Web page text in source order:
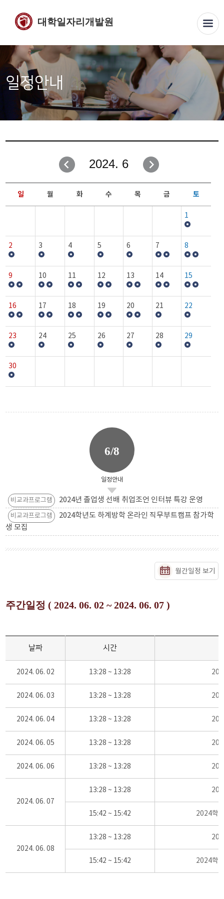
대학일자리개발원
일정안내
2024. 6
일 월 화 수 목 금 토
1
2 3 4 5 6 7 8
9 10 11 12 13 14 15
16 17 18 19 20 21 22
23 24 25 26 27 28 29
30
6/8
일정안내
비교과프로그램 2024년 졸업생 선배 취업조언 인터뷰 특강 운영
비교과프로그램
2024학년도 하계방학 온라인 직무부트캠프 참가학
생 모집
월간일정 보기
주간일정 ( 2024. 06. 02 ~ 2024. 06. 07 )
날짜 시간
2024. 06. 02 13:28 ~ 13:28
2024. 06. 03 13:28 ~ 13:28
2024. 06. 04 13:28 ~ 13:28
2024. 06. 05 13:28 ~ 13:28
2024. 06. 06 13:28 ~ 13:28
2024. 06. 07
13:28 ~ 13:28
15:42 ~ 15:42 2024학
2024. 06. 08
13:28 ~ 13:28
15:42 ~ 15:42 2024학